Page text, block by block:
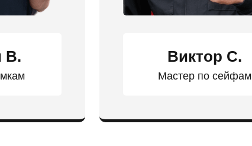
В. Виктор С.
Мастер по сейфам